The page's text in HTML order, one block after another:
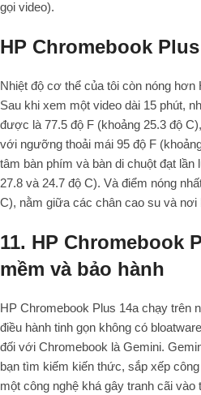
gọi video).
HP Chromebook
Nhiệt độ cơ thể của tôi còn nóng hơn
Sau khi xem một video dài 15 phút,
được là 77.5 độ F (khoảng 25.3 độ
với ngưỡng thoải mái 95 độ F
tâm bàn phím và bàn di chuột đạt
27.8 và 24.7 độ C). Và điểm nóng
C), nằm giữa các chân cao su và nơi
11. HP Chromebook
mềm và bảo hành
HP Chromebook Plus 14a chạy trên
điều hành tinh gọn không có
đối với Chromebook là Gemini.
bạn tìm kiếm kiến thức, sắp xếp
một công nghệ khá gây tranh cãi